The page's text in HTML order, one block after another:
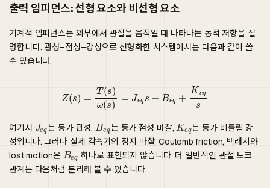
출력 임피던스: 선형 요소와 비선형 요소
기계적 임피던스는 외부에서 관절을 움직일 때 나타나는 동적 저항을 설
명합니다. 관성–점성–강성으로 선형화한 시스템에서는 다음과 같이 쓸
수 있습니다.
T(s)ω( qs
여기서 는 등가 관성, 는 등가 점성 마찰,
는 등가 비틀림 강
성입니다. 그러나 실제 감속기의 정지 마찰, Coulomb friction, 백래시와
lost motion은
하나로 표현되지 않습니다. 더 일반적인 관절 토크
관계는 다음처럼 분리해 볼 수 있습니다.